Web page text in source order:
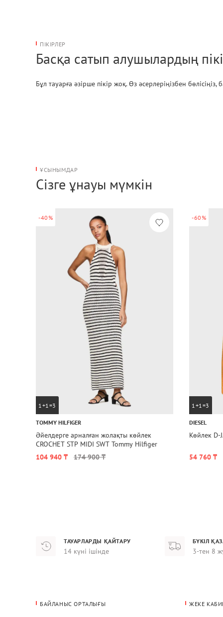
ПІКІРЛЕР
Басқа сатып алушылардың
Бұл тауарға әзірше пікір жоқ. Өз әсерлеріңізбен
ҰСЫНЫМДАР
Сізге ұнауы мүмкін
-40%
1+1=3
TOMMY HILFIGER
Әйелдерге арналған жолақты көйлек
CROCHET STP MIDI SWT Tommy Hilfiger
104 940 ₸
174 900 ₸
-60%
1+1=3
DIESEL
Көйлек D-
54 760 ₸
ТАУАРЛАРДЫ ҚАЙТАРУ
14 күні ішінде
БҮКІЛ
3-тен 8
БАЙЛАНЫС ОРТАЛЫҒЫ ЖЕКЕ